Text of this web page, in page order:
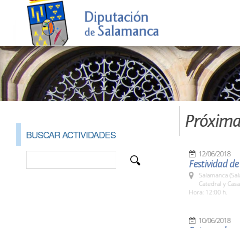
BUSCAR ACTIVIDADES
12/06/2018
Festividad
Salamanca
Catedral y
Hora: 12:00 h.
10/06/2018